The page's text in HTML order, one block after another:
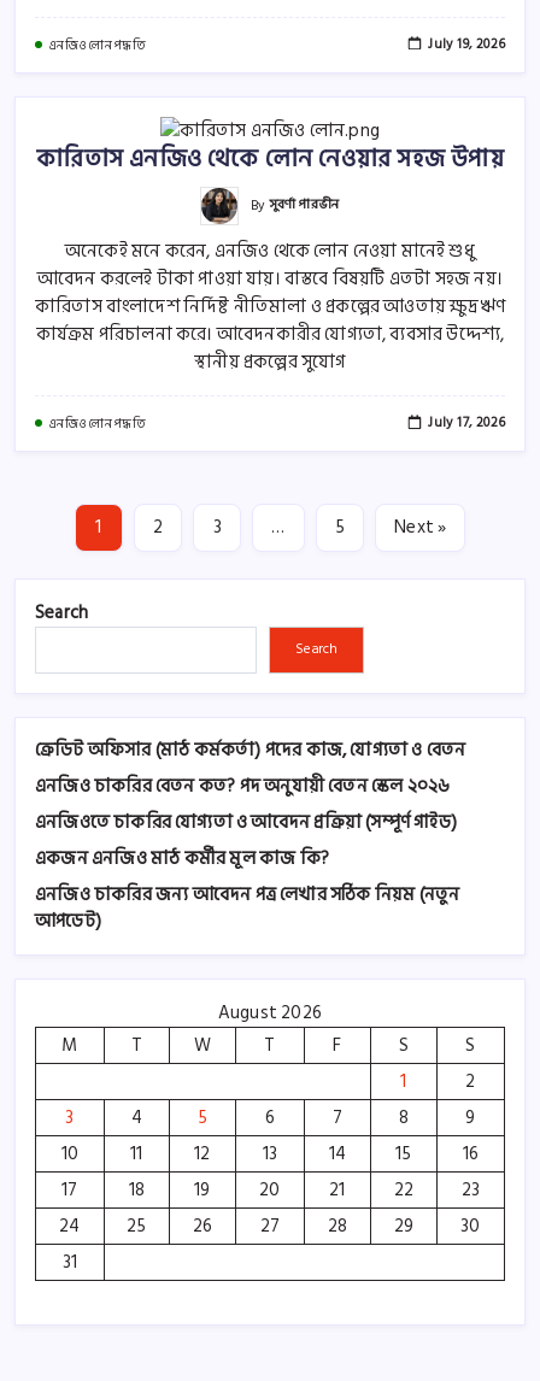
এনজিও লোন পদ্ধতি July 19, 2026
কারিতাস এনজিও থেকে লোন নেওয়ার সহজ উপায়
Byসুবর্ণা পারভীন
অনেকেই মনে করেন, এনজিও থেকে লোন নেওয়া মানেই শুধু
আবেদন করলেই টাকা পাওয়া যায়। বাস্তবে বিষয়টি এতটা সহজ নয়।
কারিতাস বাংলাদেশ নির্দিষ্ট নীতিমালা ও প্রকল্পের আওতায় ক্ষুদ্রঋণ
কার্যক্রম পরিচালনা করে। আবেদনকারীর যোগ্যতা, ব্যবসার উদ্দেশ্য,
স্থানীয় প্রকল্পের সুযোগ
এনজিও লোন পদ্ধতি July 17, 2026
1 2 3 … 5 Next »
Search
Search
ক্রেডিট অফিসার (মাঠ কর্মকর্তা) পদের কাজ, যোগ্যতা ও বেতন
এনজিও চাকরির বেতন কত? পদ অনুযায়ী বেতন স্কেল ২০২৬
এনজিওতে চাকরির যোগ্যতা ও আবেদন প্রক্রিয়া (সম্পূর্ণ গাইড)
একজন এনজিও মাঠ কর্মীর মূল কাজ কি?
এনজিও চাকরির জন্য আবেদন পত্র লেখার সঠিক নিয়ম (নতুন
আপডেট)
August 2026
M
T W T F S
S
1
2
3
4 5 6 7 8
9
10
11 12 13 14 15
16
17
18 19 20 21 22
23
24
25 26 27 28 29
30
31